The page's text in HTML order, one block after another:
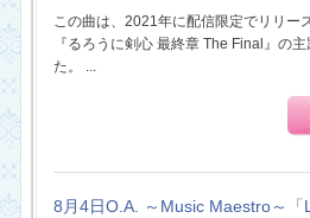
この曲は、2021年に配信限定でリリー
『るろうに剣心 最終章 The Final』の
た。 ...
8月4日O.A. ～Music Maestro～「